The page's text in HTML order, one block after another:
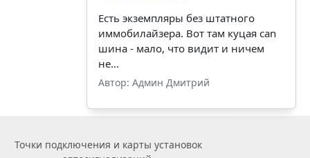
Есть экземпляры без штатного
иммобилайзера. Вот там куцая can
шина - мало, что видит и ничем
не...
Автор: Админ Дмитрий
Точки подключения и карты установок